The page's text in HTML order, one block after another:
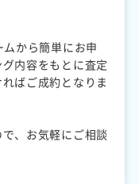
から簡単にお申
内容をもとに査定
ばご成約となりま
、お気軽にご相談